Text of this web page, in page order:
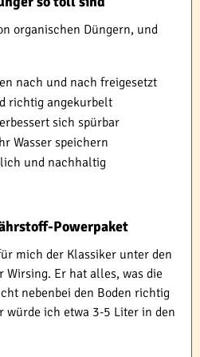
organischen Düngern, und
nach und nach freigesetzt
richtig angekurbelt
sich spürbar
Wasser speichern
und nachhaltig
Powerpaket
mich der Klassiker unter den
Er hat alles, was die
nebenbei den Boden richtig
würde ich etwa 3-5 Liter in den